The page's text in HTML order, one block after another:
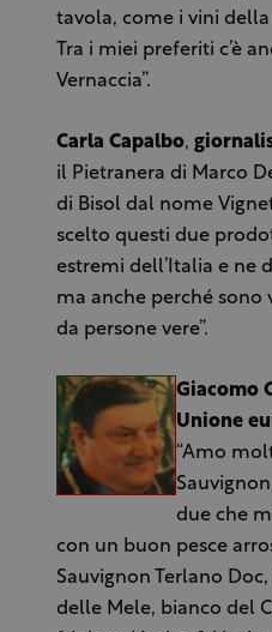
tavola, come i vini
Tra i miei preferiti c’è
Vernaccia”.
Carla Capalbo,
il Pietranera di Marco
di Bisol dal nome
scelto questi due
estremi dell’Italia e ne
ma anche perché
da persone vere”.
Giacomo
Unione
“Amo
due che
con un buon pesce
Sauvignon Terlano
delle Mele, bianco del